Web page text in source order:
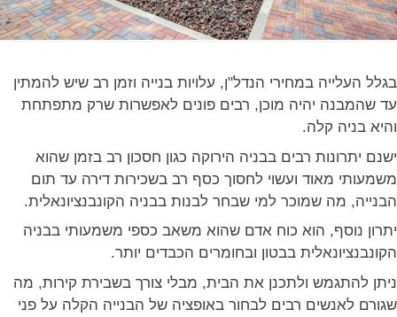
בגלל העלייה במחירי הנדל"ן, עלויות בנייה וזמן רב שיש להמתין
עד שהמבנה יהיה מוכן, רבים פונים לאפשרות שרק מתפתחת
והיא בניה קלה.
ישנם יתרונות רבים בבניה הירוקה כגון חסכון רב בזמן שהוא
משמעותי מאוד ועשוי לחסוך כסף רב בשכירות דירה עד תום
הבנייה, מה שמוכר למי שבחר לבנות בבניה הקונבנציונאלית.
יתרון נוסף, הוא כוח אדם שהוא משאב כספי משמעותי בבניה
הקונבנציונאלית בבטון ובחומרים הכבדים יותר.
ניתן להתגמש ולתכנן את הבית, מבלי צורך בשבירת קירות, מה
שגורם לאנשים רבים לבחור באופציה של הבנייה הקלה על פני